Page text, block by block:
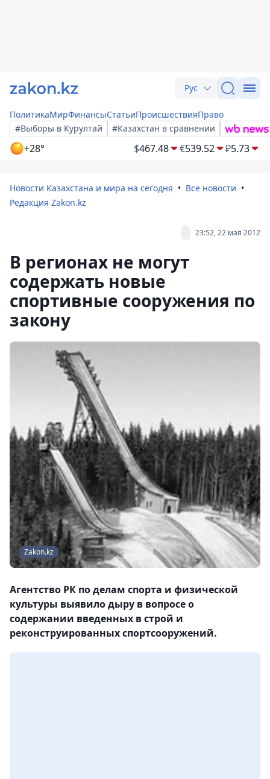
Рус
ПолитикаМирФинансыСтатьиПроисшествияПраво
#Выборы в Курултай
#Казахстан в сравнении
+28° $467.48 €539.52 ₽5.73
Новости Казахстана и мира на сегодня
Все новости
Редакция Zakon.kz
23:52, 22 мая 2012
В регионах не могут
содержать новые
спортивные сооружения по
закону
Zakon.kz
Агентство РК по делам спорта и физической
культуры выявило дыру в вопросе о
содержании введенных в строй и
реконструированных спортсооружений.